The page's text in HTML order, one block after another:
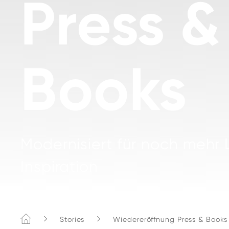
Home Stories Wiedereröffnung Press & Books